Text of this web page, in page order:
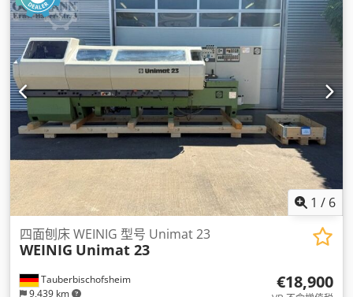
1 / 6
Tauberbischofsheim
9,439 km
四面刨床 WEINIG 型号 Unimat 23
WEINIG Unimat 23
€18,900